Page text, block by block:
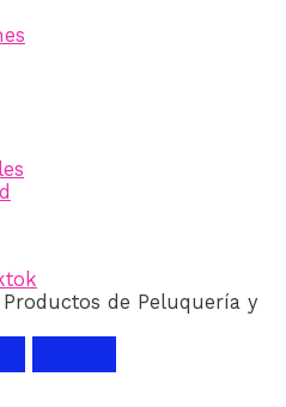
de Peluquería y